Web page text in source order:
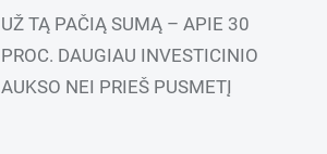
UŽ TĄ PAČIĄ SUMĄ – APIE 30
PROC. DAUGIAU INVESTICINIO
AUKSO NEI PRIEŠ PUSMETĮ